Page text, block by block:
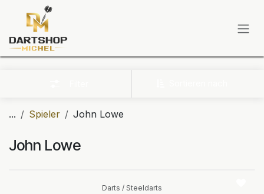
Zum Inhalt springen
... Spieler John Lowe
John Lowe
Darts / Steeldarts